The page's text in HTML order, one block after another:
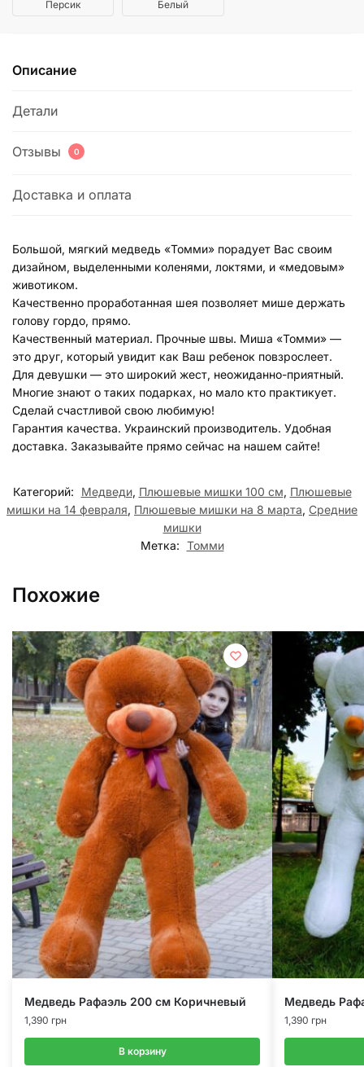
Персик Белый
Описание
Детали
Отзывы 0
Доставка и оплата
Большой, мягкий медведь «Томми» порадует Вас своим
дизайном, выделенными коленями, локтями, и «медовым»
животиком.
Качественно проработанная шея позволяет мише держать
голову гордо, прямо.
Качественный материал. Прочные швы. Миша «Томми» —
это друг, который увидит как Ваш ребенок повзрослеет.
Для девушки — это широкий жест, неожиданно-приятный.
Многие знают о таких подарках, но мало кто практикует.
Сделай счастливой свою любимую!
Гарантия качества. Украинский производитель. Удобная
доставка. Заказывайте прямо сейчас на нашем сайте!
Категорий: Медведи, Плюшевые мишки 100 см, Плюшевые
мишки на 14 февраля, Плюшевые мишки на 8 марта, Средние
мишки
Метка: Томми
Похожие
Медведь Рафаэль 200 см Коричневый
1,390 грн
В корзину
Медведь
1,390 грн